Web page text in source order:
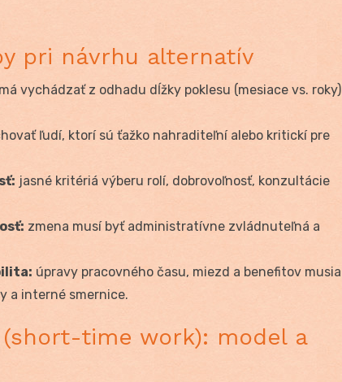
pri návrhu alternatív
vychádzať z odhadu dĺžky poklesu (mesiace vs. roky)
ľudí, ktorí sú ťažko nahraditeľní alebo kritickí pre
jasné kritériá výberu rolí, dobrovoľnosť, konzultácie
zmena musí byť administratívne zvládnuteľná a
úpravy pracovného času, miezd a benefitov musia
a interné smernice.
time work): model a